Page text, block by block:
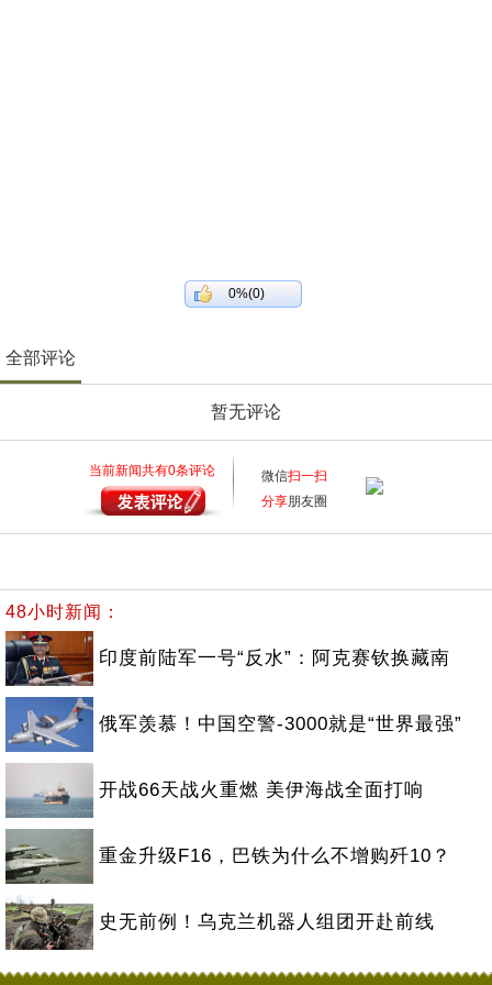
0%(0)
全部评论
暂无评论
当前新闻共有0条评论 微信扫一扫
分享朋友圈
48小时新闻：
印度前陆军一号“反水”：阿克赛钦换藏南
俄军羡慕！中国空警-3000就是“世界最强”
开战66天战火重燃 美伊海战全面打响
重金升级F16，巴铁为什么不增购歼10？
史无前例！乌克兰机器人组团开赴前线